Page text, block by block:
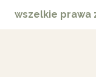
wszelkie prawa